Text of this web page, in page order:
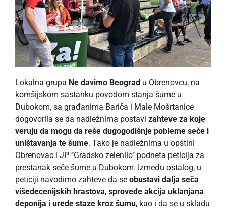
Lokalna grupa Ne davimo Beograd u Obrenovcu, na
komšijskom sastanku povodom stanja šume u
Dubokom, sa građanima Bariča i Male Mošrtanice
dogovorila se da nadležnima postavi zahteve za koje
veruju da mogu da reše dugogodišnje pobleme seče i
uništavanja te šume. Tako je nadležnima u opštini
Obrenovac i JP ’’Gradsko zelenilo’’ podneta peticija za
prestanak seče šume u Dubokom. Između ostalog, u
peticiji navodimo zahteve da se obustavi dalja seča
višedecenijskih hrastova, sprovede akcija uklanjana
deponija i urede staze kroz šumu, kao i da se u skladu